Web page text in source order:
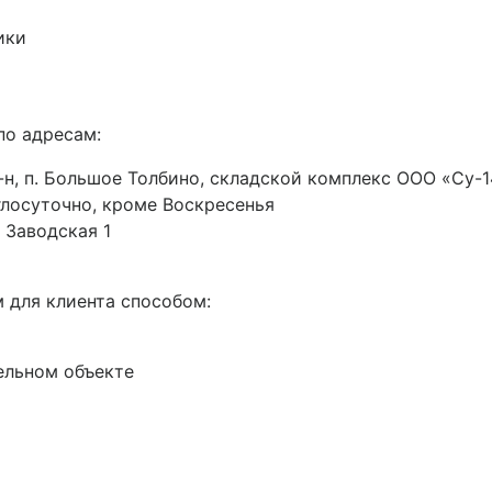
адресам:
п. Большое Толбино, складской комплекс ООО «Су-
кроме Воскресенья
1
для клиента способом:
объекте